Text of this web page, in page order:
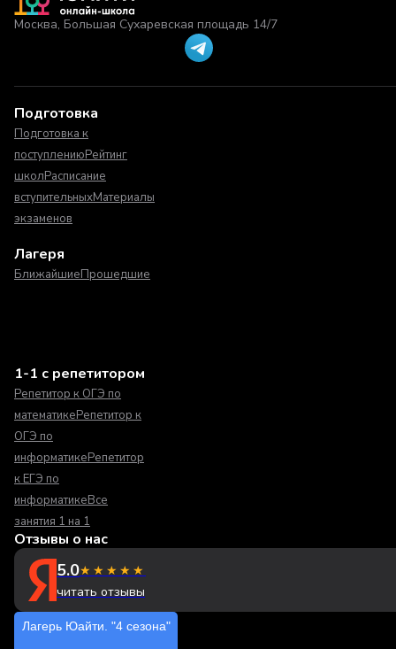
Москва, Большая Сухаревская площадь 14/7
Подготовка
Подготовка к
поступлениюРейтинг
школРасписание
вступительныхМатериалы
экзаменов
Лагеря
БлижайшиеПрошедшие
1-1 с репетитором
Репетитор к ОГЭ по
математикеРепетитор к
ОГЭ по
информатикеРепетитор
к ЕГЭ по
информатикеВсе
занятия 1 на 1
Отзывы о нас
5.0★★★★★
читать отзывы
Лагерь Юайти. "4 сезона"